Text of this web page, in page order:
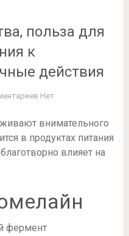
польза для
к
действия
Нет
внимательного
в продуктах питания
влияет на
фермент